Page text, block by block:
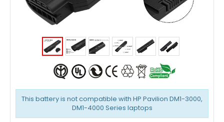
This battery is not compatible with HP Pavilion DM1-3000,
DM1-4000 Series laptops